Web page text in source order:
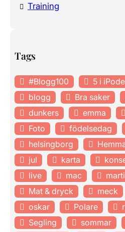
Training
Tags
#Blogg100 5 i
blogg
Bra saker
dunkers
emma
Foto
födelsedag
helsingborg
jul
karta
live
mac
Mat & dryck
meck
oskar
Polare
Segling
sommar